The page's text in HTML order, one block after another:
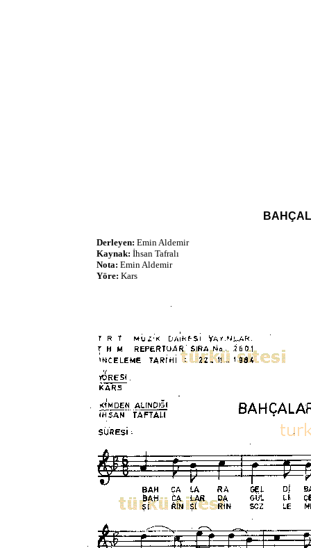
Derleyen: Emin Aldemir
Kaynak: İhsan Tafralı
Nota: Emin Aldemir
Yöre: Kars